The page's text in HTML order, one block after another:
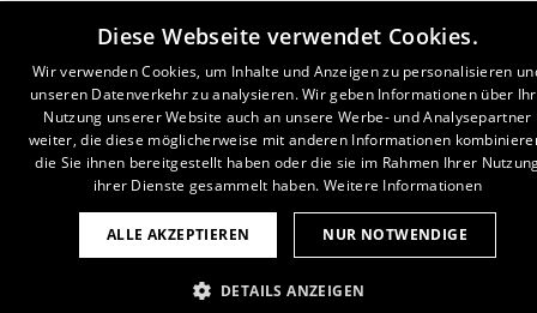
Diese Webseite verwendet Cookies.
Wir verwenden Cookies, um Inhalte und Anzeigen zu personalisieren
unseren Datenverkehr zu analysieren. Wir geben Informationen über
Nutzung unserer Website auch an unsere Werbe- und Analysepartner
weiter, die diese möglicherweise mit anderen Informationen
die Sie ihnen bereitgestellt haben oder die sie im Rahmen Ihrer
ihrer Dienste gesammelt haben. Weitere Informationen
ALLE AKZEPTIEREN NUR NOTWENDIGE
DETAILS ANZEIGEN